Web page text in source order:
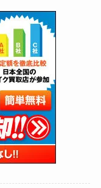
(118)
(27)